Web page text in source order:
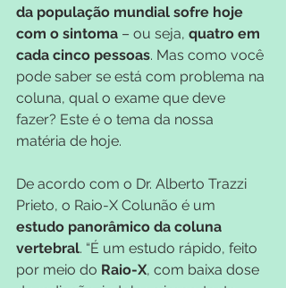
da população mundial sofre hoje
com o sintoma – ou seja, quatro em
cada cinco pessoas. Mas como você
pode saber se está com problema na
coluna, qual o exame que deve
fazer? Este é o tema da nossa
matéria de hoje.
De acordo com o Dr. Alberto Trazzi
Prieto, o Raio-X Colunão é um
estudo panorâmico da coluna
vertebral. “É um estudo rápido, feito
por meio do Raio-X, com baixa dose